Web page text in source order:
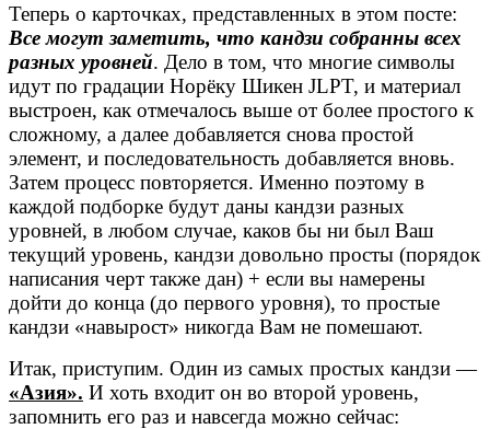
Теперь о карточках, представленных в этом посте:
Все могут заметить, что кандзи собранны всех
разных уровней. Дело в том, что многие символы
идут по градации Норёку Шикен JLPT, и материал
выстроен, как отмечалось выше от более простого к
сложному, а далее добавляется снова простой
элемент, и последовательность добавляется вновь.
Затем процесс повторяется. Именно поэтому в
каждой подборке будут даны кандзи разных
уровней, в любом случае, каков бы ни был Ваш
текущий уровень, кандзи довольно просты (порядок
написания черт также дан) + если вы намерены
дойти до конца (до первого уровня), то простые
кандзи «навырост» никогда Вам не помешают.
Итак, приступим. Один из самых простых кандзи —
«Азия». И хоть входит он во второй уровень,
запомнить его раз и навсегда можно сейчас: